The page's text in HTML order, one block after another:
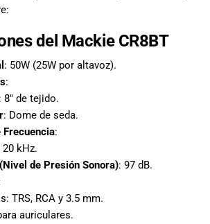
mundo de la
Import Music
del Mackie CR8BT
: 50W (25W por altavoz).
:
: 8″ de tejido.
: Dome de seda.
Frecuencia:
20 kHz.
de Presión Sonora): 97 dB.
TRS, RCA y 3.5 mm.
auriculares.